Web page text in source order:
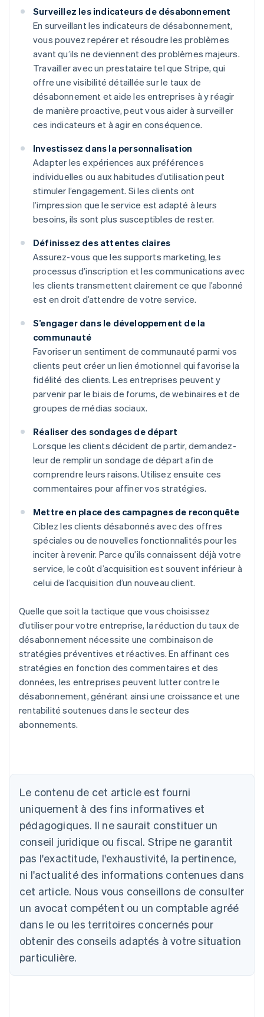
Surveillez les indicateurs de désabonnement
En surveillant les indicateurs de désabonnement,
vous pouvez repérer et résoudre les problèmes
avant qu’ils ne deviennent des problèmes majeurs.
Travailler avec un prestataire tel que Stripe, qui
offre une visibilité détaillée sur le taux de
désabonnement et aide les entreprises à y réagir
de manière proactive, peut vous aider à surveiller
ces indicateurs et à agir en conséquence.
Investissez dans la personnalisation
Adapter les expériences aux préférences
individuelles ou aux habitudes d’utilisation peut
stimuler l’engagement. Si les clients ont
l’impression que le service est adapté à leurs
besoins, ils sont plus susceptibles de rester.
Définissez des attentes claires
Assurez-vous que les supports marketing, les
processus d’inscription et les communications avec
les clients transmettent clairement ce que l’abonné
est en droit d’attendre de votre service.
S’engager dans le développement de la
communauté
Favoriser un sentiment de communauté parmi vos
clients peut créer un lien émotionnel qui favorise la
fidélité des clients. Les entreprises peuvent y
parvenir par le biais de forums, de webinaires et de
groupes de médias sociaux.
Réaliser des sondages de départ
Lorsque les clients décident de partir, demandez-
leur de remplir un sondage de départ afin de
comprendre leurs raisons. Utilisez ensuite ces
commentaires pour affiner vos stratégies.
Mettre en place des campagnes de reconquête
Ciblez les clients désabonnés avec des offres
spéciales ou de nouvelles fonctionnalités pour les
inciter à revenir. Parce qu’ils connaissent déjà votre
service, le coût d’acquisition est souvent inférieur à
celui de l’acquisition d’un nouveau client.
Quelle que soit la tactique que vous choisissez
d’utiliser pour votre entreprise, la réduction du taux de
désabonnement nécessite une combinaison de
stratégies préventives et réactives. En affinant ces
stratégies en fonction des commentaires et des
données, les entreprises peuvent lutter contre le
désabonnement, générant ainsi une croissance et une
rentabilité soutenues dans le secteur des
abonnements.
Le contenu de cet article est fourni
uniquement à des fins informatives et
pédagogiques. Il ne saurait constituer un
conseil juridique ou fiscal. Stripe ne garantit
pas l'exactitude, l'exhaustivité, la pertinence,
ni l'actualité des informations contenues dans
cet article. Nous vous conseillons de consulter
un avocat compétent ou un comptable agréé
dans le ou les territoires concernés pour
obtenir des conseils adaptés à votre situation
particulière.
Allemagne
DeutschEnglish
Australie
English
Autriche
Belgique
Nederlands FrançaisDeutschEnglish
Brésil
Português English
Bulgarie
English
EnglishFrançais
Chine continentale